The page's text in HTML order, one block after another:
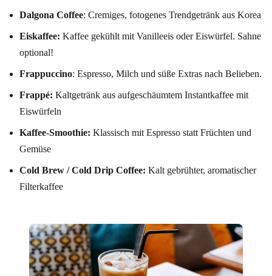
Dalgona Coffee: Cremiges, fotogenes Trendgetränk aus Korea
Eiskaffee: Kaffee gekühlt mit Vanilleeis oder Eiswürfel. Sahne
optional!
Frappuccino: Espresso, Milch und süße Extras nach Belieben.
Frappé: Kaltgetränk aus aufgeschäumtem Instantkaffee mit
Eiswürfeln
Kaffee-Smoothie: Klassisch mit Espresso statt Früchten und
Gemüse
Cold Brew / Cold Drip Coffee: Kalt gebrühter, aromatischer
Filterkaffee